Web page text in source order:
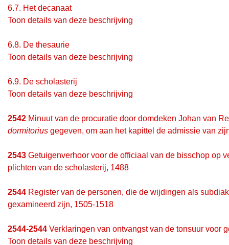
6.7. Het decanaat
Toon details van deze beschrijving
6.8. De thesaurie
Toon details van deze beschrijving
6.9. De scholasterij
Toon details van deze beschrijving
2542 Minuut van de procuratie door domdeken Johan van
dormitorius gegeven, om aan het kapittel de admissie van
2543 Getuigenverhoor voor de officiaal van de bisschop op
plichten van de scholasterij, 1488
2544 Register van de personen, die de wijdingen als
gexamineerd zijn, 1505-1518
2544-2544 Verklaringen van ontvangst van de tonsuur voor
Toon details van deze beschrijving